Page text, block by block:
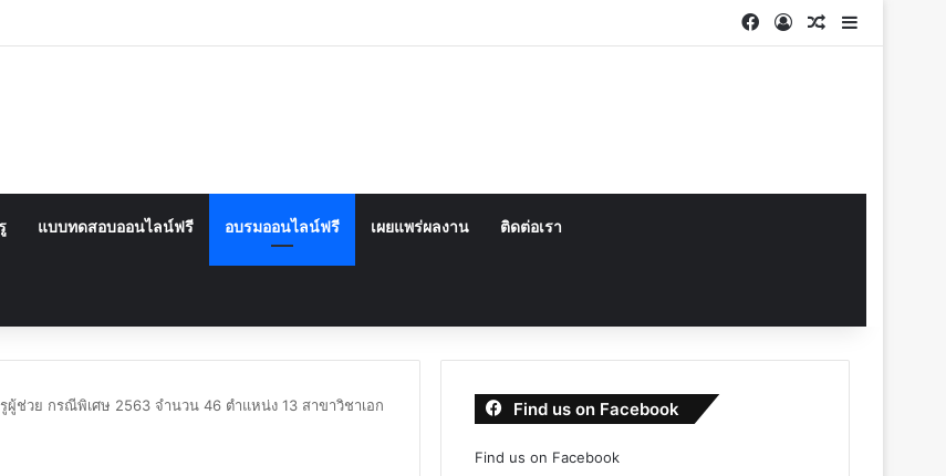
Facebook
Log InRandom
Sidebar
แบบทดสอบออนไลน์ฟรี อบรมออนไลน์ฟรี เผยแพร่ผลงาน ติดต่อเรา
ช่วย กรณีพิเศษ 2563 จำนวน 46 ตำแหน่ง 13 สาขาวิชาเอก Find us on Facebook
Find us on Facebook